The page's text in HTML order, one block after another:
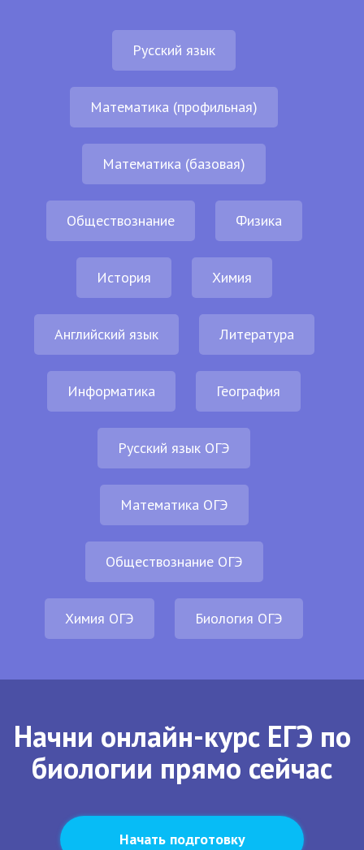
Русский язык
Математика (профильная)
Математика (базовая)
Обществознание Физика
История Химия
Английский язык Литература
Информатика География
Русский язык ОГЭ
Математика ОГЭ
Обществознание ОГЭ
Химия ОГЭ Биология ОГЭ
Начни онлайн-курс ЕГЭ по
биологии прямо сейчас
Начать подготовку